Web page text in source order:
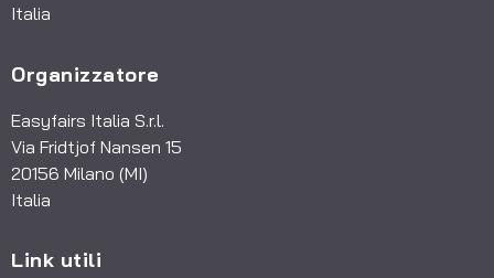
Italia
Organizzatore
Easyfairs Italia S.r.l.
Via Fridtjof Nansen 15
20156 Milano (MI)
Italia
Link utili